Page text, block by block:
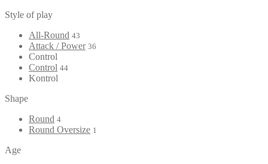
Style of play
All-Round 43
Attack / Power 36
Control
Control 44
Kontrol
Shape
Round 4
Round Oversize 1
Age